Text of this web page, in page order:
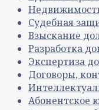
Судебная
Взыскание
Разработка
Экспертиза
Договоры,
Абонентское